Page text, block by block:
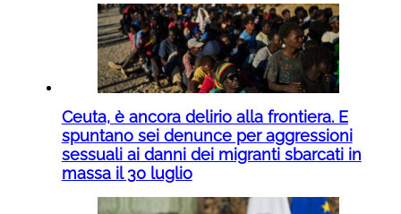
Ceuta, è ancora delirio alla frontiera. E
spuntano sei denunce per aggressioni
sessuali ai danni dei migranti sbarcati in
massa il 30 luglio